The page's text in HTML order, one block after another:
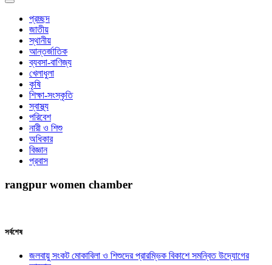
Toggle
navigation
প্রচ্ছদ
জাতীয়
স্থানীয়
আন্তর্জাতিক
ব্যবসা-বাণিজ্য
খেলাধুলা
কৃষি
শিক্ষা-সংস্কৃতি
স্বাস্থ্য
পরিবেশ
নারী ও শিশু
অধিকার
বিজ্ঞান
প্রবাস
rangpur women chamber
সর্বশেষ
জলবায়ু সংকট মোকাবিলা ও শিশুদের প্রারম্ভিক বিকাশে সমন্বিত উদ্যোগের